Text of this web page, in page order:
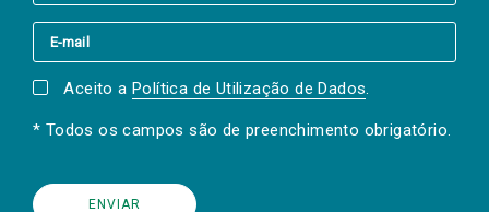
Aceito a Política de Utilização de Dados.
* Todos os campos são de preenchimento obrigatório.